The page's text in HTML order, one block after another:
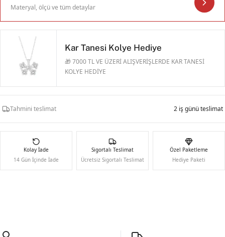
Materyal, ölçü ve tüm detaylar
Kar Tanesi Kolye Hediye
🎁 7000 TL VE ÜZERİ ALIŞVERİŞLERDE KAR TANESİ
KOLYE HEDİYE
Tahmini teslimat 2 iş günü teslimat
Kolay İade
14 Gün İçinde İade
Sigortalı Teslimat
Ücretsiz Sigortalı Teslimat
Özel Paketleme
Hediye Paketi